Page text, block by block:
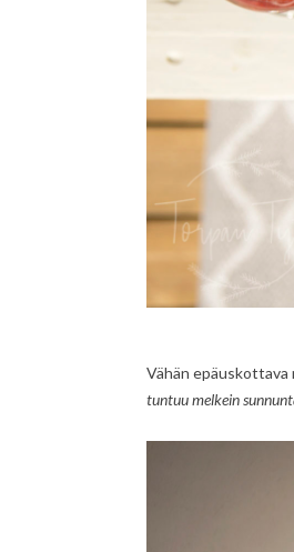
Vähän epäuskottava
tuntuu melkein